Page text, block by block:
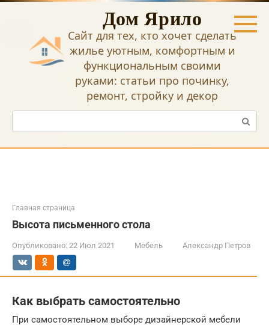
Перейти
Дом Ярило
Сайт для тех, кто хочет сделать
жилье уютным, комфортным и
функциональным своими
руками: статьи про починку,
ремонт, стройку и декор
Поиск:
Главная страница
Высота письменного стола
Опубликовано: 22 Июл 2021 Мебель Александр Петров
Как выбрать самостоятельно
При самостоятельном выборе дизайнерской мебели